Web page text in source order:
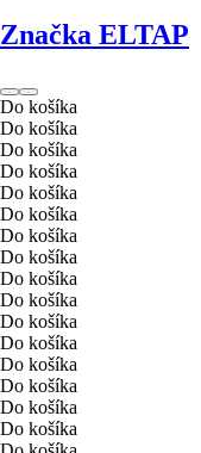
Značka ELTAP
Do košíka
Do košíka
Do košíka
Do košíka
Do košíka
Do košíka
Do košíka
Do košíka
Do košíka
Do košíka
Do košíka
Do košíka
Do košíka
Do košíka
Do košíka
Do košíka